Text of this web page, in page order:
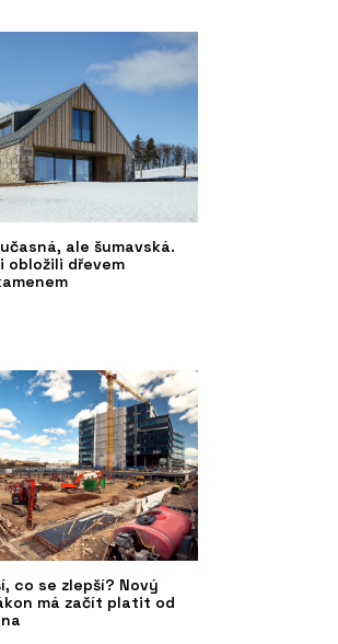
ale šumavská.
obložili dřevem
co se zlepší? Nový
má začít platit od